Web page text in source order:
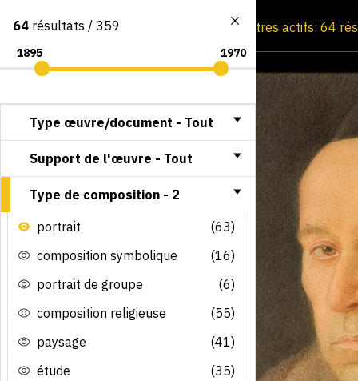
Consultation par image Filtres actifs: 64
64 résultats / 359
Type œuvre/document - Tout
Support de l'œuvre - Tout
Type de composition - 2
portrait
(63)
composition symbolique
(16)
portrait de groupe
(6)
composition religieuse
(55)
paysage
(41)
étude
(35)